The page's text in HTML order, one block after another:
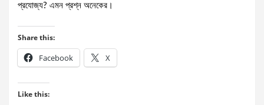
প্রযোজ্য? এমন প্রশ্ন অনেকের।
Share this:
Facebook X
Like this: